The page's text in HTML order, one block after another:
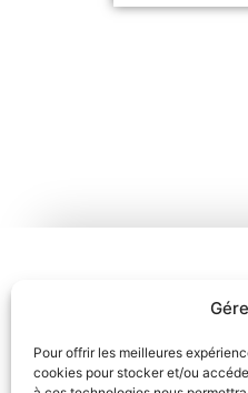
Pour offrir les meilleures
cookies pour stocker et/ou